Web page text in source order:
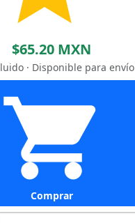
$65.20 MXN
· Disponible para envío
Comprar